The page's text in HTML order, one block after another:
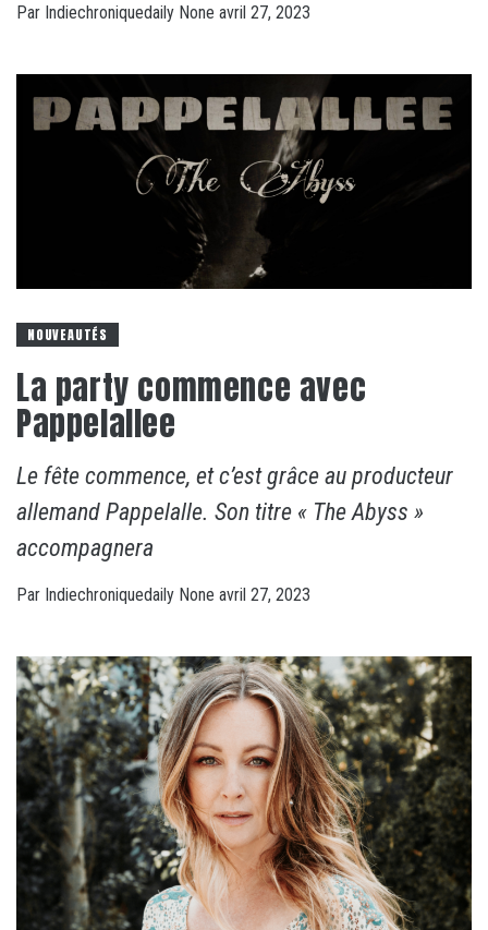
Par Indiechroniquedaily None avril 27, 2023
NOUVEAUTÉS
La party commence avec
Pappelallee
Le fête commence, et c’est grâce au producteur
allemand Pappelalle. Son titre « The Abyss »
accompagnera
Par Indiechroniquedaily None avril 27, 2023